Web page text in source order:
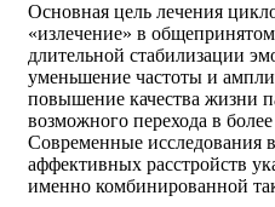
Основная цель лечения
«излечение» в
длительной стабилизации
уменьшение частоты и
повышение качества жизни
возможного перехода в
Современные исследования
аффективных расстройств
именно комбинированной